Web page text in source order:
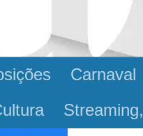
Carnaval